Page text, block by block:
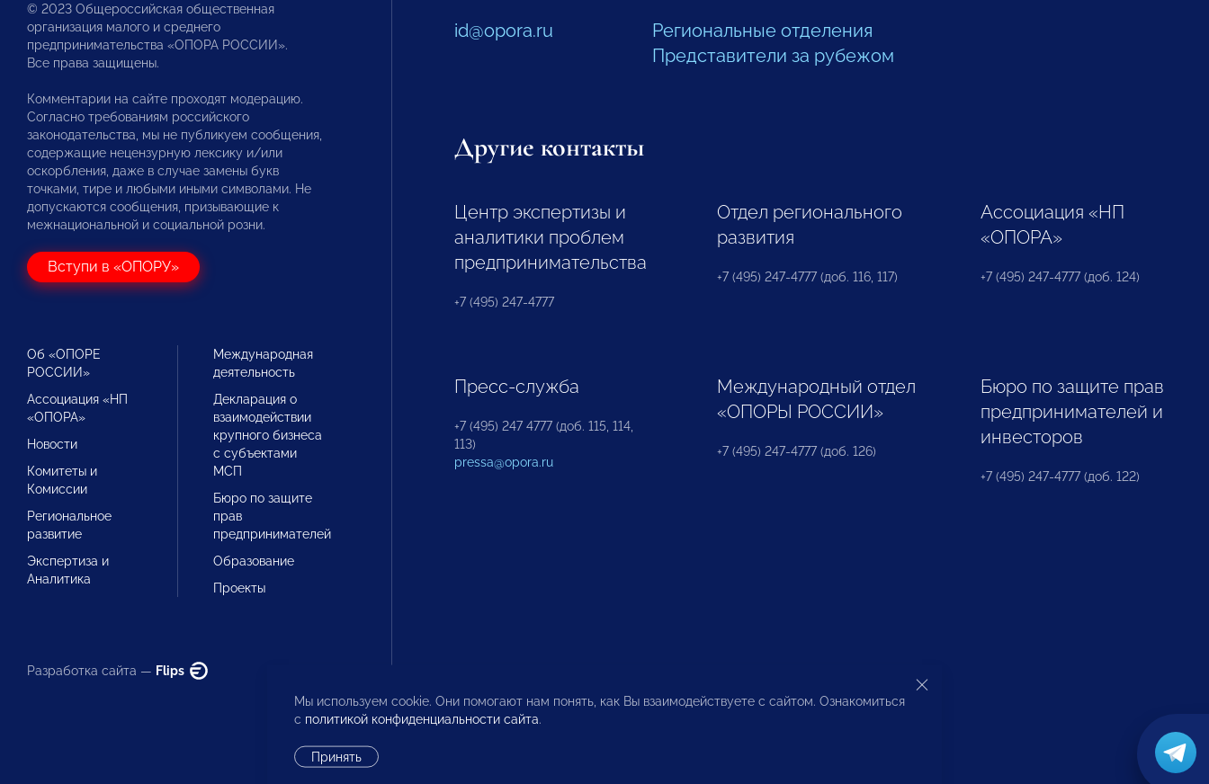
© 2023 Общероссийская общественная
организация малого и среднего
предпринимательства «ОПОРА РОССИИ».
Все права защищены.
Комментарии на сайте проходят модерацию.
Согласно требованиям российского
законодательства, мы не публикуем сообщения,
содержащие нецензурную лексику и/или
оскорбления, даже в случае замены букв
точками, тире и любыми иными символами. Не
допускаются сообщения, призывающие к
межнациональной и социальной розни.
Вступи в «ОПОРУ»
Об «ОПОРЕ
РОССИИ»
Ассоциация «НП
«ОПОРА»
Новости
Комитеты и
Комиссии
Региональное
развитие
Экспертиза и
Аналитика
Международная
деятельность
Декларация о
взаимодействии
крупного бизнеса
с субъектами
МСП
Бюро по защите
прав
предпринимателей
Образование
Проекты
Разработка сайта — Flips
id@opora.ru
Региональные отделения
Представители за рубежом
Другие контакты
Центр экспертизы и
аналитики проблем
предпринимательства
+7 (495) 247-4777
Отдел регионального
развития
+7 (495) 247-4777 (доб. 116, 117)
Ассоциация «НП
«ОПОРА»
+7 (495) 247-4777 (доб. 124)
Пресс-служба
+7 (495) 247 4777 (доб. 115, 114,
113)
pressa@opora.ru
Международный отдел
«ОПОРЫ РОССИИ»
+7 (495) 247-4777 (доб. 126)
Бюро по защите прав
предпринимателей и
инвесторов
+7 (495) 247-4777 (доб. 122)
Мы используем cookie. Они помогают нам понять, как Вы взаимодействуете с сайтом. Ознакомиться
с политикой конфиденциальности сайта.
Принять